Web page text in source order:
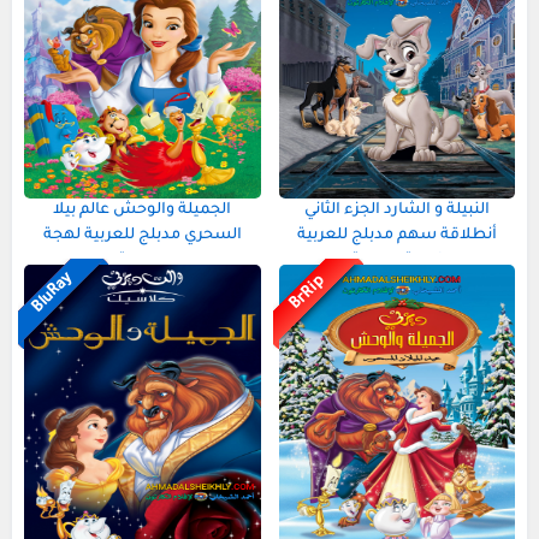
النبيلة و الشارد الجزء الثاني
أنطلاقة سهم مدبلج للعربية
لهجة مصرية
الجميلة والوحش عالم بيلا
السحري مدبلج للعربية لهجة
مصرية
لهجة مصرية
BrRip لهجة مصرية
BluRay